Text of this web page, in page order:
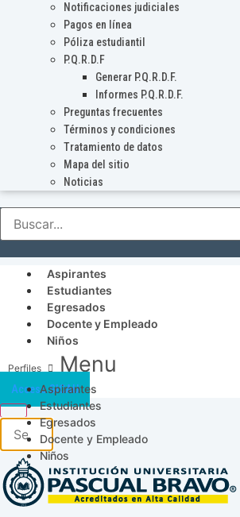
Notificaciones judiciales
Pagos en línea
Póliza estudiantil
P.Q.R.D.F
Generar P.Q.R.D.F.
Informes P.Q.R.D.F.
Preguntas frecuentes
Términos y condiciones
Tratamiento de datos
Mapa del sitio
Noticias
Aspirantes
Estudiantes
Egresados
Docente y Empleado
Niños
Menu
Aspirantes
Estudiantes
Egresados
Docente y Empleado
Niños
Acceso SICAU